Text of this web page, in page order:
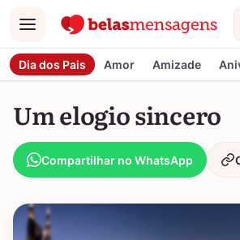
Menu
Dia dos Pais Amor Amizade
Um elogio sincero
Compartilhar no WhatsApp